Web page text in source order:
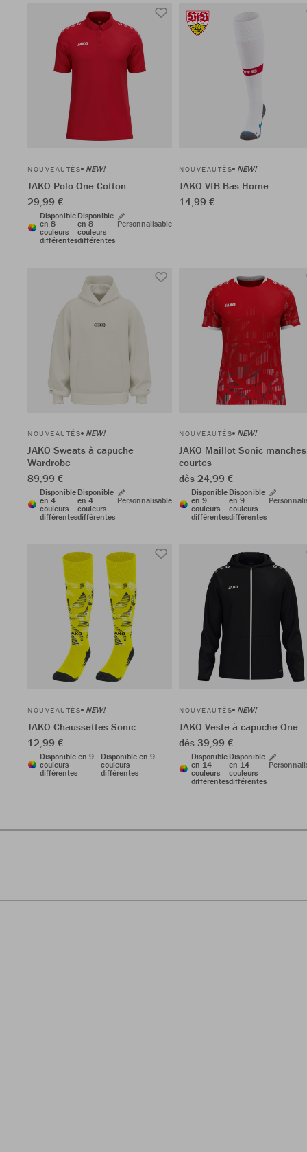
NOUVEAUTÉS NEW!
JAKO Polo One Cotton
29,99 €
Disponible
en 8
couleurs
différentes
Disponible
en 8
couleurs
différentes
Personnalisable
NOUVEAUTÉS NEW!
JAKO VfB Bas Home
14,99 €
NOUVEAUTÉS NEW!
JAKO Sweats à capuche
Wardrobe
89,99 €
Disponible
en 4
couleurs
différentes
Disponible
en 4
couleurs
différentes
Personnalisable
NOUVEAUTÉS NEW!
JAKO Maillot Sonic manches
courtes
dès 24,99 €
Disponible
en 9
couleurs
différentes
Disponible
en 9
couleurs
différentes
NOUVEAUTÉS NEW!
JAKO Chaussettes Sonic
12,99 €
Disponible en 9
couleurs
différentes
Disponible en 9
couleurs
différentes
NOUVEAUTÉS NEW!
JAKO Veste à capuche One
dès 39,99 €
Disponible
en 14
couleurs
différentes
Disponible
en 14
couleurs
différentes